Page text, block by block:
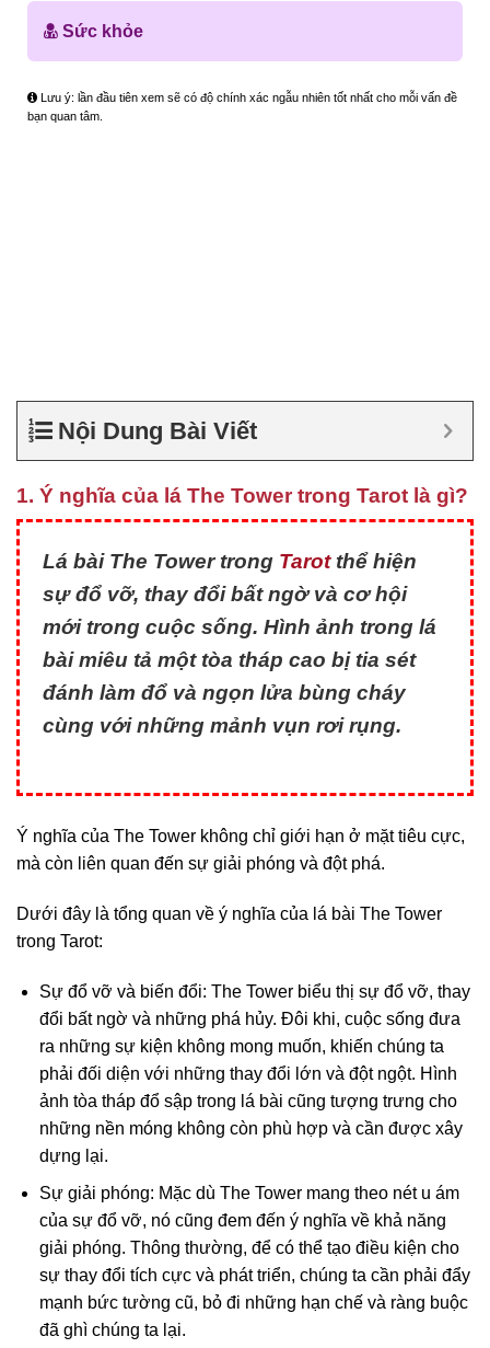
Sức khỏe
Lưu ý: lần đầu tiên xem sẽ có độ chính xác ngẫu nhiên tốt nhất cho mỗi vấn đề
bạn quan tâm.
Nội Dung Bài Viết
1. Ý nghĩa của lá The Tower trong Tarot là gì?
Lá bài The Tower trong Tarotthể hiện
sự đổ vỡ, thay đổi bất ngờ và cơ hội
mới trong cuộc sống. Hình ảnh trong lá
bài miêu tả một tòa tháp cao bị tia sét
đánh làm đổ và ngọn lửa bùng cháy
cùng với những mảnh vụn rơi rụng.
Ý nghĩa của The Tower không chỉ giới hạn ở mặt tiêu cực,
mà còn liên quan đến sự giải phóng và đột phá.
Dưới đây là tổng quan về ý nghĩa của lá bài The Tower
trong Tarot:
Sự đổ vỡ và biến đổi: The Tower biểu thị sự đổ vỡ, thay
đổi bất ngờ và những phá hủy. Đôi khi, cuộc sống đưa
ra những sự kiện không mong muốn, khiến chúng ta
phải đối diện với những thay đổi lớn và đột ngột. Hình
ảnh tòa tháp đổ sập trong lá bài cũng tượng trưng cho
những nền móng không còn phù hợp và cần được xây
dựng lại.
Sự giải phóng: Mặc dù The Tower mang theo nét u ám
của sự đổ vỡ, nó cũng đem đến ý nghĩa về khả năng
giải phóng. Thông thường, để có thể tạo điều kiện cho
sự thay đổi tích cực và phát triển, chúng ta cần phải đẩy
mạnh bức tường cũ, bỏ đi những hạn chế và ràng buộc
đã ghì chúng ta lại.